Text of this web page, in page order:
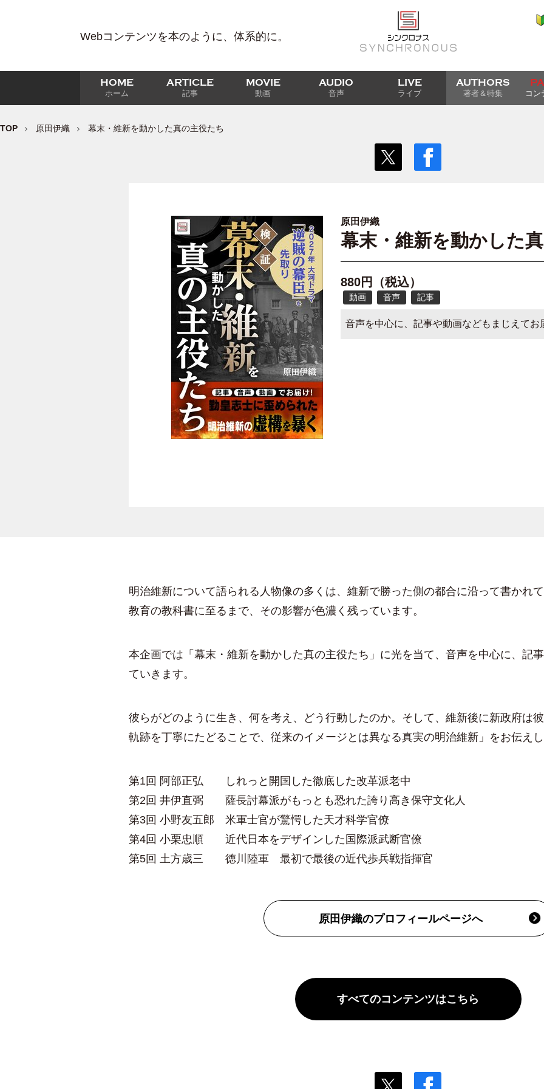
Webコンテンツを本のように、体系的に。
HOME
ホーム
ARTICLE
記事
MOVIE
動画
AUDIO
音声
LIVE
ライブ
AUTHORS
著者＆特集 コン
TOP 原田伊織 幕末・維新を動かした真の主役たち
原田伊織
幕末・維新を動かした
880円（税込）
動画 音声 記事
音声を中心に、記事や動画などもまじえてお
明治維新について語られる人物像の多くは、維新で勝った側の都合に沿って書かれ
教育の教科書に至るまで、その影響が色濃く残っています。
本企画では「幕末・維新を動かした真の主役たち」に光を当て、音声を中心に、記
ていきます。
彼らがどのように生き、何を考え、どう行動したのか。そして、維新後に新政府は
軌跡を丁寧にたどることで、従来のイメージとは異なる真実の明治維新」をお伝え
第1回 阿部正弘 しれっと開国した徹底した改革派老中
第2回 井伊直弼 薩長討幕派がもっとも恐れた誇り高き保守文化人
第3回 小野友五郎 米軍士官が驚愕した天才科学官僚
第4回 小栗忠順 近代日本をデザインした国際派武断官僚
第5回 土方歳三 徳川陸軍 最初で最後の近代歩兵戦指揮官
原田伊織のプロフィールページへ
すべてのコンテンツはこちら